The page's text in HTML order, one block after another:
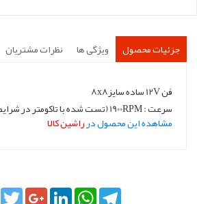
جزئیات محصول ویژگی ها نظرات مشتریان
فن 12V ساده سایز8x8
سرعت : 1900RPM (تست شده با تاکومتر در شرایط استاندارد)
مشاهده این محصول درراشین کالا
FacebookTwitterGoogle+LinkedInWhatsApp